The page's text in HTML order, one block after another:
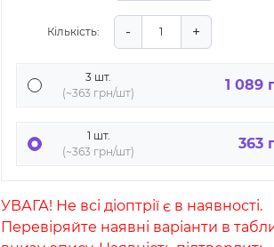
Кількість: - +
3 шт.
(~363 грн/шт)
1 089
1 шт.
(~363 грн/шт)
363
УВАГА! Не всі діоптрії є в наявності.
Перевіряйте наявні варіанти в